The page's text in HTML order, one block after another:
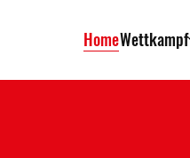
HomeWettkampf